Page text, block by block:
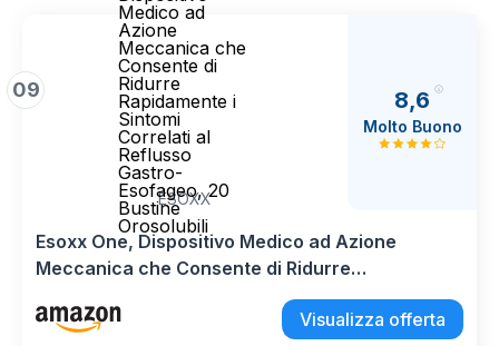
09
Medico ad
Azione
Meccanica che
Consente di
Ridurre
Rapidamente i
Sintomi
Correlati al
Reflusso
Gastro-
Esofageo, 20
Bustine
Orosolubili
ESOXX
8,6
Molto Buono
Esoxx One, Dispositivo Medico ad Azione
Meccanica che Consente di Ridurre
Rapidamente i Sintomi Correlati al Reflusso
Gastro-Esofageo, 20 Bustine Orosolubili
Visualizza offerta